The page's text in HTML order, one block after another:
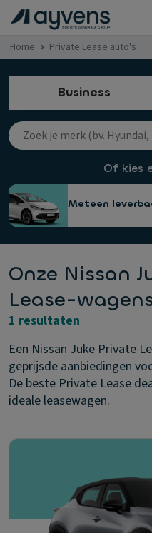
Home Private Lease auto's
Business
Of kies
Meteen
Onze Nissan
Lease-
1 resultaten
Een Nissan Juke Private
geprijsde aanbiedingen
De beste Private Lease
ideale leasewagen.